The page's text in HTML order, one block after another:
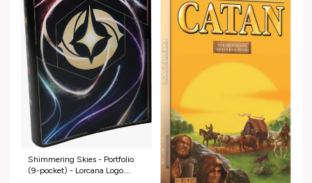
Shimmering Skies - Portfolio
(9-pocket) - Lorcana Logo.